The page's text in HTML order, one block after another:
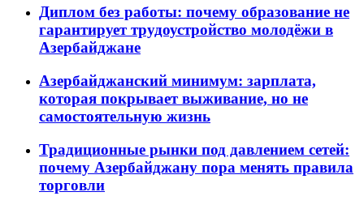
Диплом без работы: почему образование не
гарантирует трудоустройство молодёжи в
Азербайджане
Азербайджанский минимум: зарплата,
которая покрывает выживание, но не
самостоятельную жизнь
Традиционные рынки под давлением сетей:
почему Азербайджану пора менять правила
торговли